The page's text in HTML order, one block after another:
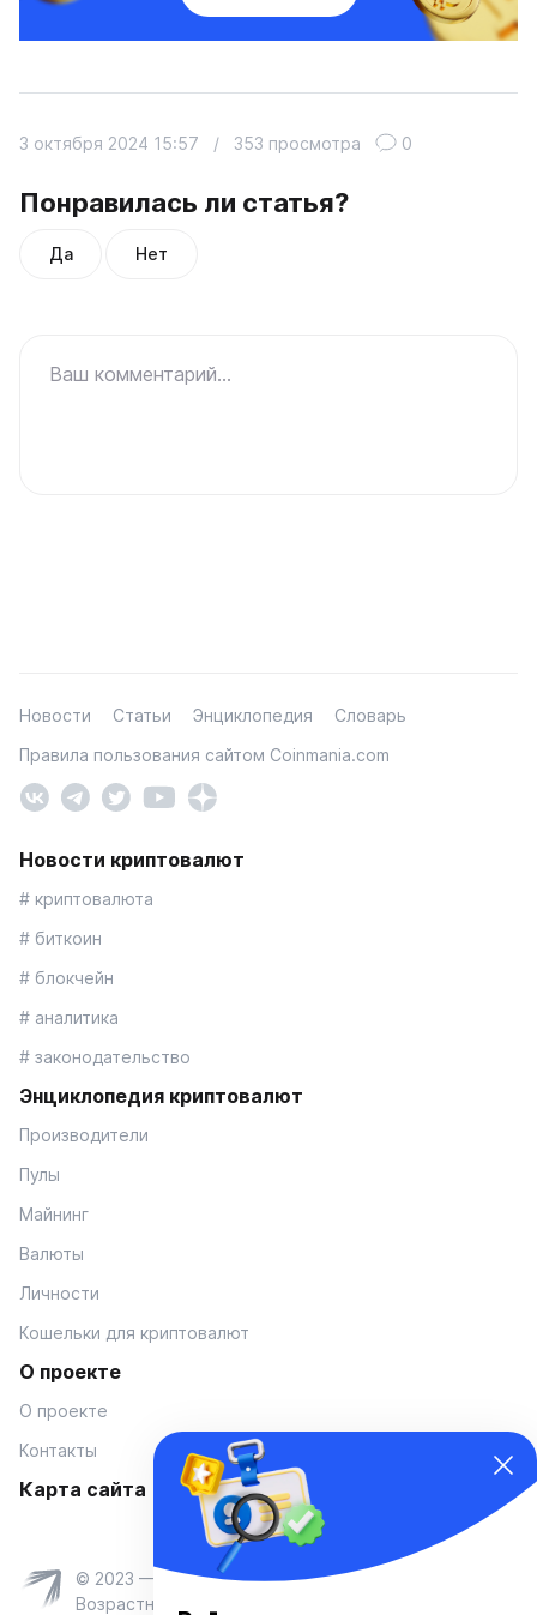
Понравилась ли статья?
Да Нет
3 октября 2024 15:57 / 353 просмотра 0
Ваш комментарий...
Новости Статьи Энциклопедия
Словарь
Правила пользования сайтом Coinmania.com
Новости криптовалют
# криптовалюта
# биткоин
# блокчейн
# аналитика
# законодательство
Энциклопедия криптовалют
Производители
Пулы
Майнинг
Валюты
Личности
Кошельки для криптовалют
О проекте
О проекте
Контакты
Карта сайта
© 2023 — Coinmania
Возрастное ограничение 16+